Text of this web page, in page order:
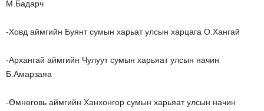
М.Бадарч
-Ховд аймгийн Буянт сумын харьат улсын харцага О.Хангай
-Архангай аймгийн Чулуут сумын харьяат улсын начин
Б.Амарзаяа
-Өмнөговь аймгийн Ханхонгор сумын харьяат улсын начин